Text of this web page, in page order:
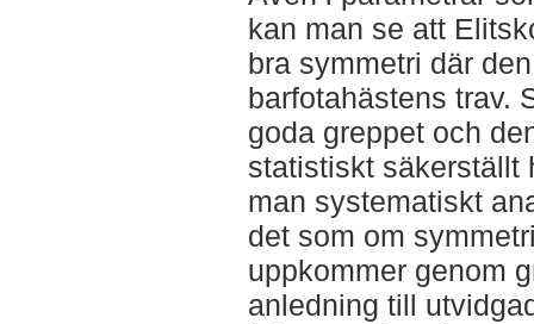
kan man se att
bra symmetri där
barfotahästens trav.
goda greppet och
statistiskt säkerställt
man systematiskt
det som om
uppkommer genom
anledning till